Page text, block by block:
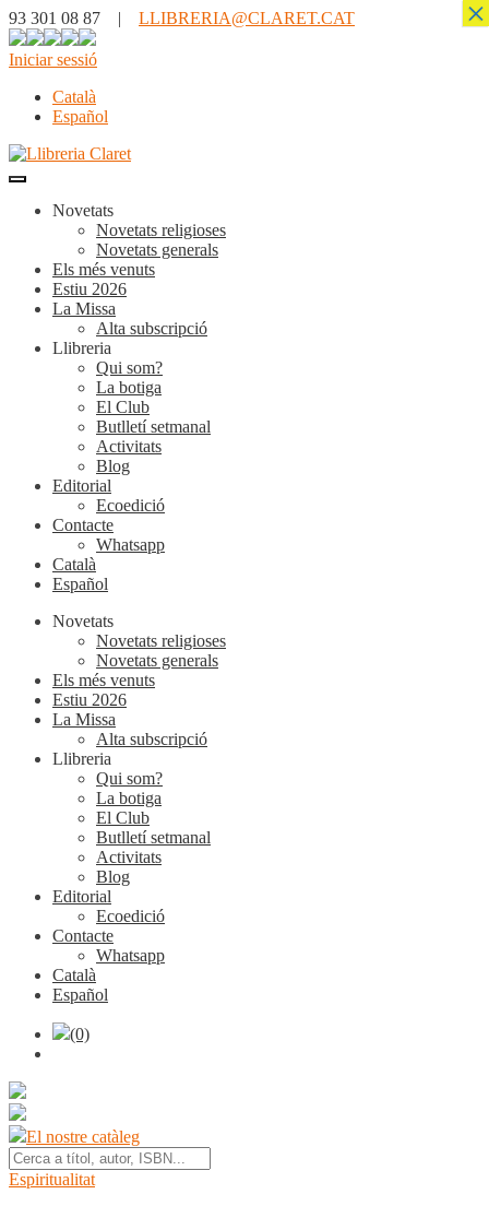
93 301 08 87 | LLIBRERIA@CLARET.CAT
Iniciar sessió
Català
Español
Novetats
Novetats religioses
Novetats generals
Els més venuts
Estiu 2026
La Missa
Alta subscripció
Llibreria
Qui som?
La botiga
El Club
Butlletí setmanal
Activitats
Blog
Editorial
Ecoedició
Contacte
Whatsapp
Català
Español
Novetats
Novetats religioses
Novetats generals
Els més venuts
Estiu 2026
La Missa
Alta subscripció
Llibreria
Qui som?
La botiga
El Club
Butlletí setmanal
Activitats
Blog
Editorial
Ecoedició
Contacte
Whatsapp
Català
Español
(0)
El nostre catàleg
Espiritualitat
×